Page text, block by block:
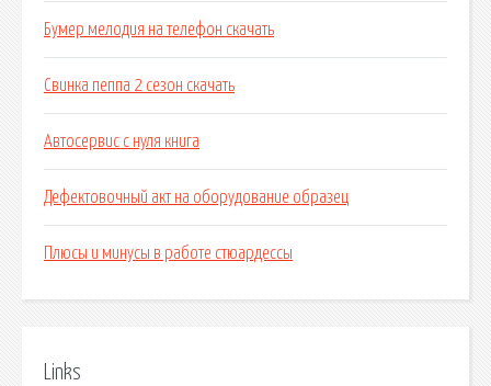
Бумер мелодия на телефон скачать
Свинка пеппа 2 сезон скачать
Автосервис с нуля книга
Дефектовочный акт на оборудование образец
Плюсы и минусы в работе стюардессы
Links